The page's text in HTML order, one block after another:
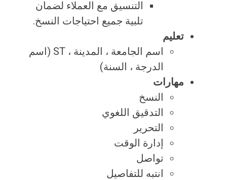
التنسيق مع العملاء لضمان
تلبية جميع احتياجات النسخ.
تعليم
اسم الجامعة ، المدينة ، ST (اسم
الدرجة ، السنة)
مهارات
النسخ
التدقيق اللغوي
التحرير
إدارة الوقت
تواصل
انتبه للتفاصيل